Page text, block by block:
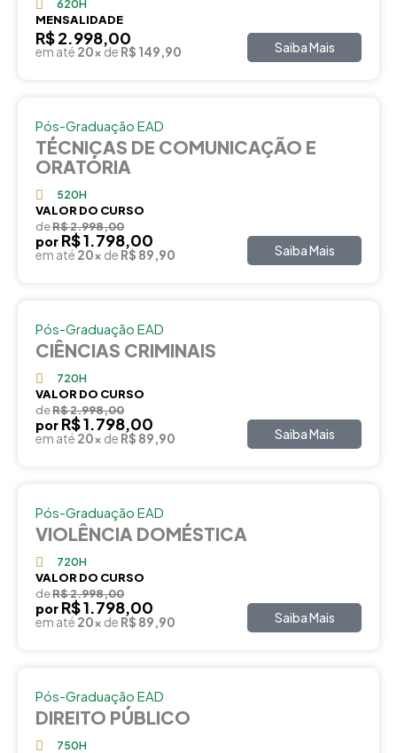
620H
MENSALIDADE
R$ 2.998,00
em até 20xde R$ 149,90 Saiba Mais
Pós-Graduação EAD
TÉCNICAS DE COMUNICAÇÃO E
ORATÓRIA
520H
VALOR DO CURSO
deR$ 2.998,00
por R$ 1.798,00
em até 20x de R$ 89,90 Saiba Mais
Pós-Graduação EAD
CIÊNCIAS CRIMINAIS
720H
VALOR DO CURSO
deR$ 2.998,00
por R$ 1.798,00
em até 20x de R$ 89,90 Saiba Mais
Pós-Graduação EAD
VIOLÊNCIA DOMÉSTICA
720H
VALOR DO CURSO
deR$ 2.998,00
por R$ 1.798,00
em até 20x de R$ 89,90 Saiba Mais
Pós-Graduação EAD
DIREITO PÚBLICO
750H